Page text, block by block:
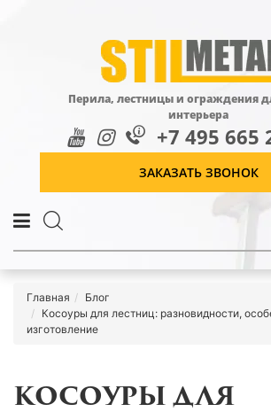
Перила, лестницы и ограждения
интерьера
+7 495 665
ЗАКАЗАТЬ ЗВОНОК
Главная
Блог
Косоуры для лестниц: разновидности,
изготовление
КОСОУРЫ ДЛЯ